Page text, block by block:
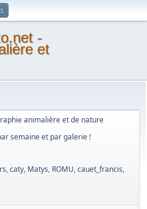
-
et
animalière et de nature
semaine et par galerie !
,caty, Matys, ROMU,cauet_francis,